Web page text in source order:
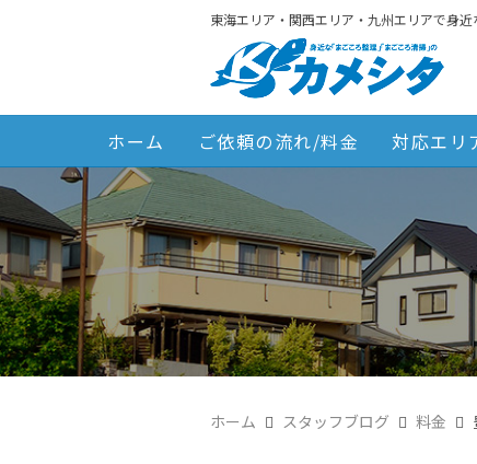
東海エリア・関西エリア・九州エリアで身
ホーム ご依頼の流れ/料金 対応エリ
ホーム スタッフブログ 料金